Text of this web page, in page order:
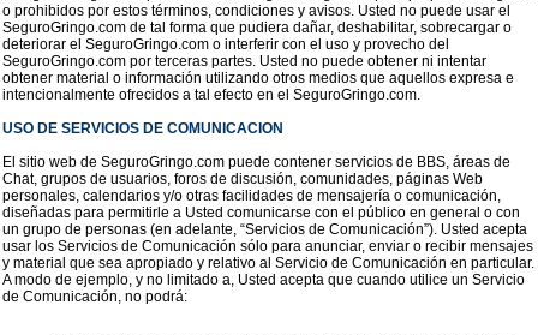
o prohibidos por estos términos, condiciones y avisos. Usted no puede usar el
SeguroGringo.com de tal forma que pudiera dañar, deshabilitar, sobrecargar o
deteriorar el SeguroGringo.com o interferir con el uso y provecho del
SeguroGringo.com por terceras partes. Usted no puede obtener ni intentar
obtener material o información utilizando otros medios que aquellos expresa e
intencionalmente ofrecidos a tal efecto en el SeguroGringo.com.
USO DE SERVICIOS DE COMUNICACION
El sitio web de SeguroGringo.com puede contener servicios de BBS, áreas de
Chat, grupos de usuarios, foros de discusión, comunidades, páginas Web
personales, calendarios y/o otras facilidades de mensajería o comunicación,
diseñadas para permitirle a Usted comunicarse con el público en general o con
un grupo de personas (en adelante, “Servicios de Comunicación”). Usted acepta
usar los Servicios de Comunicación sólo para anunciar, enviar o recibir mensajes
y material que sea apropiado y relativo al Servicio de Comunicación en particular.
A modo de ejemplo, y no limitado a, Usted acepta que cuando utilice un Servicio
de Comunicación, no podrá: